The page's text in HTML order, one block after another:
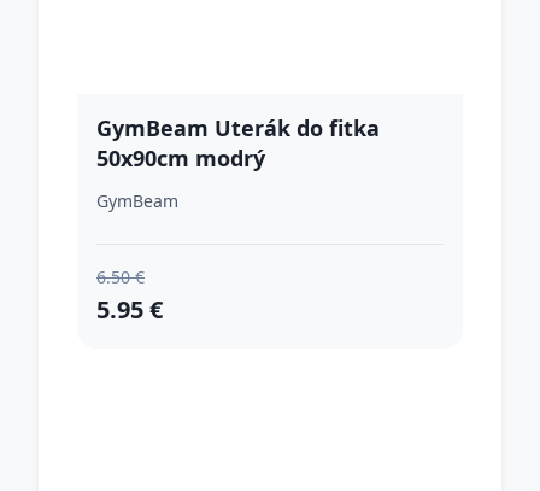
GymBeam Uterák do fitka
50x90cm modrý
GymBeam
6.50 €
5.95 €